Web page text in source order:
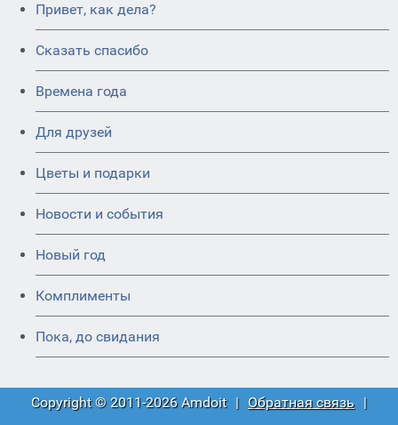
Привет, как дела?
Сказать спасибо
Времена года
Для друзей
Цветы и подарки
Новости и события
Новый год
Комплименты
Пока, до свидания
Copyright © 2011-2026 Amdoit | Обратная связь |